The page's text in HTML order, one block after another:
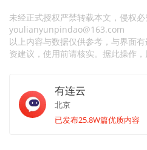
未经正式授权严禁转载本文，侵权必
youlianyunpindao@163.com
以上内容与数据仅供参考，与界面
资建议，使用前请核实。据此操作，
有连云
北京
已发布25.8W篇优质内容